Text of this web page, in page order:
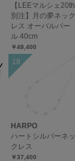
【LEEマルシェ20th
別注】月の夢ネック
レス オーバルパー
ル 40cm
￥48,400
HARPO
ハートシルバーネッ
クレス
￥37,400